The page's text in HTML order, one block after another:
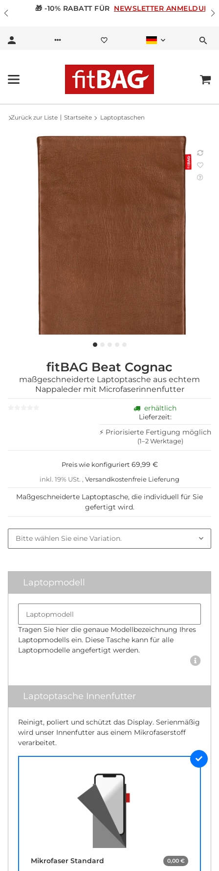
🎁 -10% RABATT FÜR NEWSLETTER ANMELDUNG
Zurück zur Liste Startseite Laptoptaschen
fitBAG Beat Cognac
maßgeschneiderte Laptoptasche aus echtem
Nappaleder mit Microfaserinnenfutter
erhältlich
Lieferzeit:
⚡ Priorisierte Fertigung möglich
(1–2 Werktage)
Preis wie konfiguriert 69,99 €
inkl. 19% USt. , Versandkostenfreie Lieferung
Maßgeschneiderte Laptoptasche, die individuell für Sie
gefertigt wird.
Laptopmodell
Bitte wählen Sie eine Variation.
Laptopmodell
Tragen Sie hier die genaue Modellbezeichnung Ihres
Laptopmodells ein. Diese Tasche kann für alle
Laptopmodelle angefertigt werden.
Laptoptasche Innenfutter
Reinigt, poliert und schützt das Display. Serienmäßig
wird unser Innenfutter aus einem Mikrofaserstoff
verarbeitet.
Mikrofaser Standard 0,00 €